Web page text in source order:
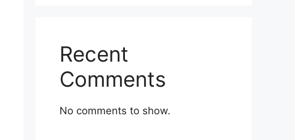
Recent
Comments
No comments to show.